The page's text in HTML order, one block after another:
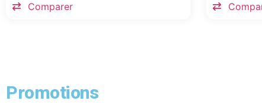
Comparer
Promotions